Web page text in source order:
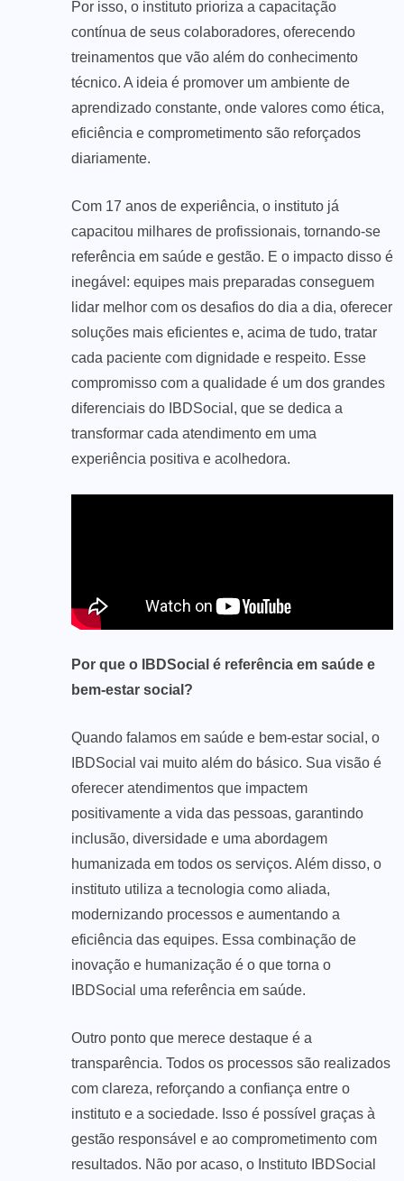
Por isso, o instituto prioriza a capacitação
contínua de seus colaboradores, oferecendo
treinamentos que vão além do conhecimento
técnico. A ideia é promover um ambiente de
aprendizado constante, onde valores como ética,
eficiência e comprometimento são reforçados
diariamente.
Com 17 anos de experiência, o instituto já
capacitou milhares de profissionais, tornando-se
referência em saúde e gestão. E o impacto disso é
inegável: equipes mais preparadas conseguem
lidar melhor com os desafios do dia a dia, oferecer
soluções mais eficientes e, acima de tudo, tratar
cada paciente com dignidade e respeito. Esse
compromisso com a qualidade é um dos grandes
diferenciais do IBDSocial, que se dedica a
transformar cada atendimento em uma
experiência positiva e acolhedora.
Por que o IBDSocial é referência em saúde e
bem-estar social?
Quando falamos em saúde e bem-estar social, o
IBDSocial vai muito além do básico. Sua visão é
oferecer atendimentos que impactem
positivamente a vida das pessoas, garantindo
inclusão, diversidade e uma abordagem
humanizada em todos os serviços. Além disso, o
instituto utiliza a tecnologia como aliada,
modernizando processos e aumentando a
eficiência das equipes. Essa combinação de
inovação e humanização é o que torna o
IBDSocial uma referência em saúde.
Outro ponto que merece destaque é a
transparência. Todos os processos são realizados
com clareza, reforçando a confiança entre o
instituto e a sociedade. Isso é possível graças à
gestão responsável e ao comprometimento com
resultados. Não por acaso, o Instituto IBDSocial